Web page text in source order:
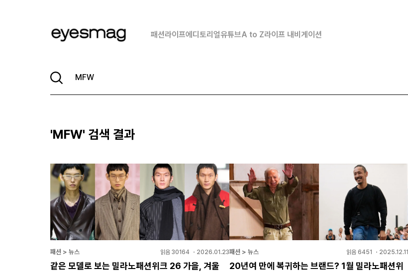
패션라이프에디토리얼유튜브A to Z라이프 내비게이션
'MFW' 검색 결과
패션 > 뉴스 읽음 30164・ 2026.01.23
같은 모델로 보는 밀라노패션위크 26 가을, 겨울
패션 > 뉴스 읽음 6451 ・ 2025.12.11
20년여 만에 복귀하는 브랜드? 1월 밀라노패션위